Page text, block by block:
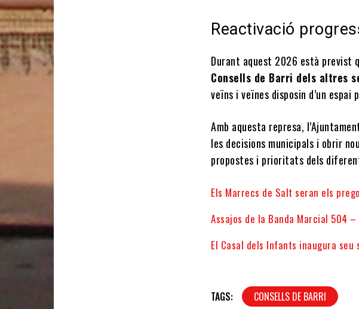
Reactivació
Durant aquest 2026 està previst
Consells de Barri dels altres
veïns i veïnes disposin d’un
Amb aquesta represa,
les decisions municipals i obrir
propostes i prioritats dels
Els Marrecs de Salt seran els
Assajos de la Banda Marcial 504
El Casal dels Infants inaugura seu
TAGS: CONSELLS DE BARRI